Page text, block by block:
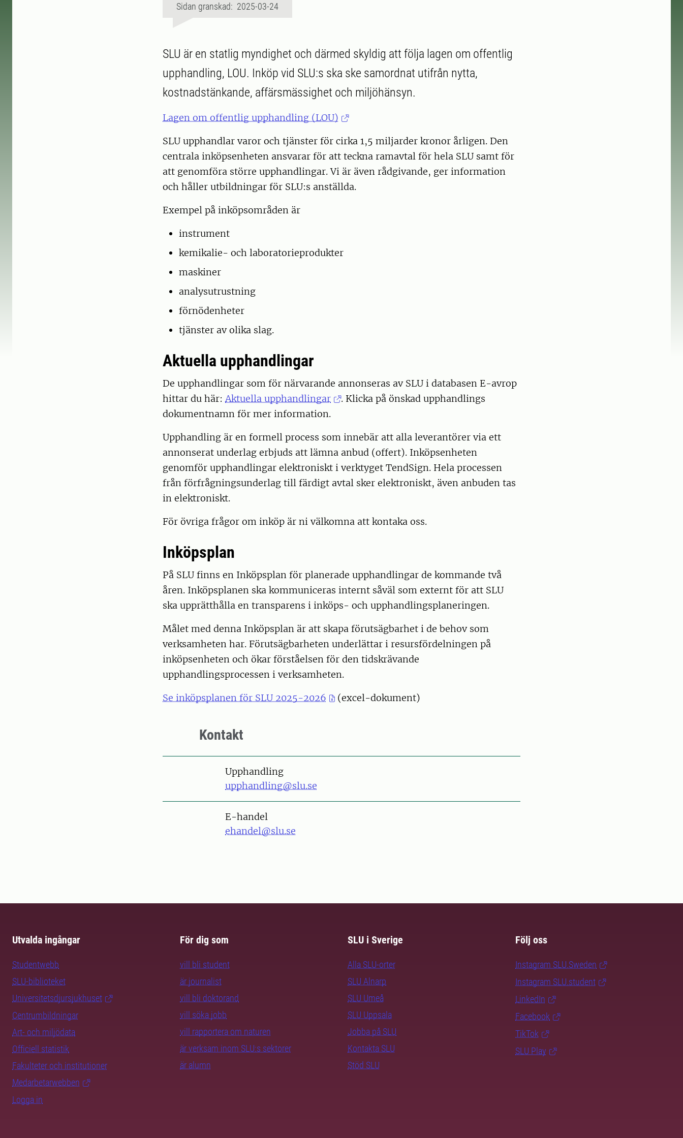
Sidan granskad: 2025-03-24
SLU är en statlig myndighet och därmed skyldig att följa lagen om offentlig
upphandling, LOU. Inköp vid SLU:s ska ske samordnat utifrån nytta,
kostnadstänkande, affärsmässighet och miljöhänsyn.
Lagen om offentlig upphandling (LOU)
SLU upphandlar varor och tjänster för cirka 1,5 miljarder kronor årligen. Den
centrala inköpsenheten ansvarar för att teckna ramavtal för hela SLU samt för
att genomföra större upphandlingar. Vi är även rådgivande, ger information
och håller utbildningar för SLU:s anställda.
Exempel på inköpsområden är
instrument
kemikalie- och laboratorieprodukter
maskiner
analysutrustning
förnödenheter
tjänster av olika slag.
Aktuella upphandlingar
De upphandlingar som för närvarande annonseras av SLU i databasen E-avrop
hittar du här:Aktuella upphandlingar
. Klicka på önskad upphandlings
dokumentnamn för mer information.
Upphandling är en formell process som innebär att alla leverantörer via ett
annonserat underlag erbjuds att lämna anbud (offert). Inköpsenheten
genomför upphandlingar elektroniskt i verktyget TendSign. Hela processen
från förfrågningsunderlag till färdigt avtal sker elektroniskt, även anbuden tas
in elektroniskt.
För övriga frågor om inköp är ni välkomna att kontaka oss.
Inköpsplan
På SLU finns en Inköpsplan för planerade upphandlingar de kommande två
åren. Inköpsplanen ska kommuniceras internt såväl som externt för att SLU
ska upprätthålla en transparens i inköps- och upphandlingsplaneringen.
Målet med denna Inköpsplan är att skapa förutsägbarhet i de behov som
verksamheten har. Förutsägbarheten underlättar i resursfördelningen på
inköpsenheten och ökar förståelsen för den tidskrävande
upphandlingsprocessen i verksamheten.
Se inköpsplanen för SLU 2025-2026
(excel-dokument)
Kontakt
Upphandling
upphandling@slu.se
E-handel
ehandel@slu.se
Utvalda ingångar
Studentwebb
SLU-biblioteket
Universitetsdjursjukhuset
Centrumbildningar
Art- och miljödata
Officiell statistik
Fakulteter och institutioner
Medarbetarwebben
Logga in
För dig som
vill bli student
är journalist
vill bli doktorand
vill söka jobb
vill rapportera om naturen
är verksam inom SLU:s sektorer
är alumn
SLU i Sverige
Alla SLU-orter
SLU Alnarp
SLU Umeå
SLU Uppsala
Jobba på SLU
Kontakta SLU
Stöd SLU
Följ oss
Instagram SLU.Sweden
Instagram SLU.student
LinkedIn
Facebook
TikTok
SLU Play